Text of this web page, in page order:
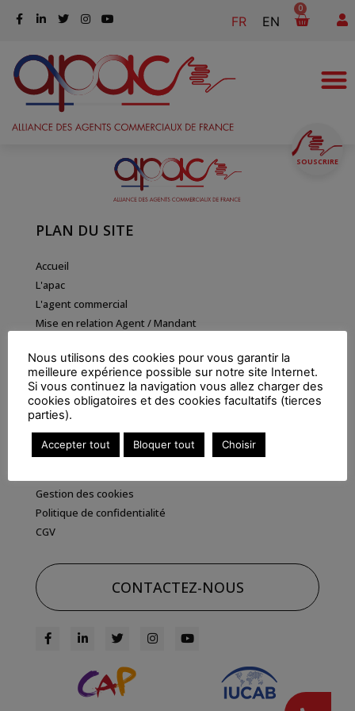
FR EN
0
SOUSCRIRE
PLAN DU SITE
Accueil
L'apac
L'agent commercial
Mise en relation Agent / Mandant
Contact
INFORMATIONS
Nos partenaires
FAQ
Liens utiles
Gestion des cookies
Politique de confidentialité
CGV
CONTACTEZ-NOUS
Nous utilisons des cookies pour vous garantir la
meilleure expérience possible sur notre site Internet.
Si vous continuez la navigation vous allez charger des
cookies obligatoires et des cookies facultatifs (tierces
parties).
Accepter tout Bloquer tout Choisir